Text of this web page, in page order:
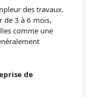
des travaux.
de 3 à 6 mois,
comme une
de